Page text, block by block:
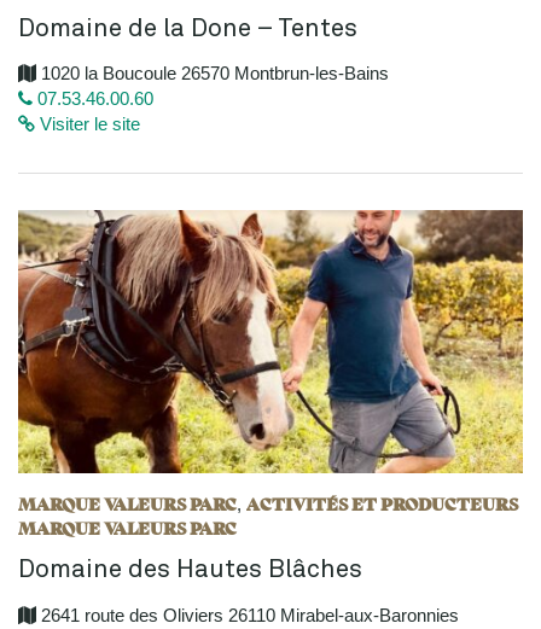
Domaine de la Done – Tentes
1020 la Boucoule 26570 Montbrun-les-Bains
07.53.46.00.60
Visiter le site
MARQUE VALEURS PARC, ACTIVITÉS ET PRODUCTEURS
MARQUE VALEURS PARC
Domaine des Hautes Blâches
2641 route des Oliviers 26110 Mirabel-aux-Baronnies